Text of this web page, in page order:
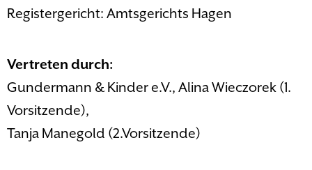
Registergericht: Amtsgerichts Hagen
Vertreten durch:
Gundermann & Kinder e.V., Alina Wieczorek (1.
Vorsitzende),
Tanja Manegold (2.Vorsitzende)